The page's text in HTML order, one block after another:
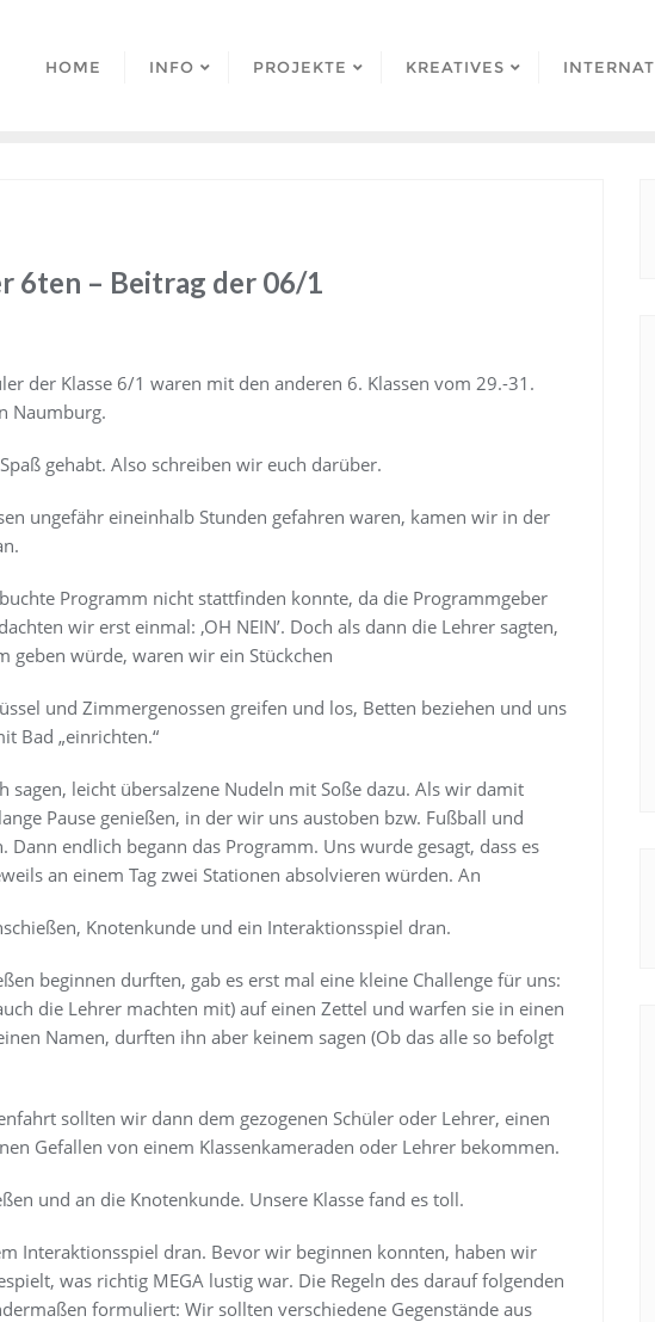
HOME INFO PROJEKTE KREATIVES INTERNAT
6ten – Beitrag der 06/1
der Klasse 6/1 waren mit den anderen 6. Klassen vom 29.-31.
Naumburg.
gehabt. Also schreiben wir euch darüber.
ungefähr eineinhalb Stunden gefahren waren, kamen wir in der
Programm nicht stattfinden konnte, da die Programmgeber
wir erst einmal: ,OH NEIN’. Doch als dann die Lehrer sagten,
geben würde, waren wir ein Stückchen
und Zimmergenossen greifen und los, Betten beziehen und uns
Bad „einrichten.“
sagen, leicht übersalzene Nudeln mit Soße dazu. Als wir damit
Pause genießen, in der wir uns austoben bzw. Fußball und
Dann endlich begann das Programm. Uns wurde gesagt, dass es
an einem Tag zwei Stationen absolvieren würden. An
Knotenkunde und ein Interaktionsspiel dran.
beginnen durften, gab es erst mal eine kleine Challenge für uns:
die Lehrer machten mit) auf einen Zettel und warfen sie in einen
Namen, durften ihn aber keinem sagen (Ob das alle so befolgt
sollten wir dann dem gezogenen Schüler oder Lehrer, einen
Gefallen von einem Klassenkameraden oder Lehrer bekommen.
und an die Knotenkunde. Unsere Klasse fand es toll.
Interaktionsspiel dran. Bevor wir beginnen konnten, haben wir
was richtig MEGA lustig war. Die Regeln des darauf folgenden
formuliert: Wir sollten verschiedene Gegenstände aus